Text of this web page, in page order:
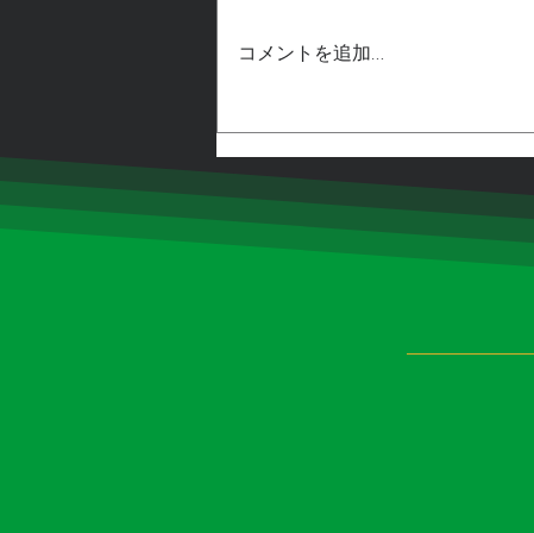
出来て来ました。
コメントを追加…